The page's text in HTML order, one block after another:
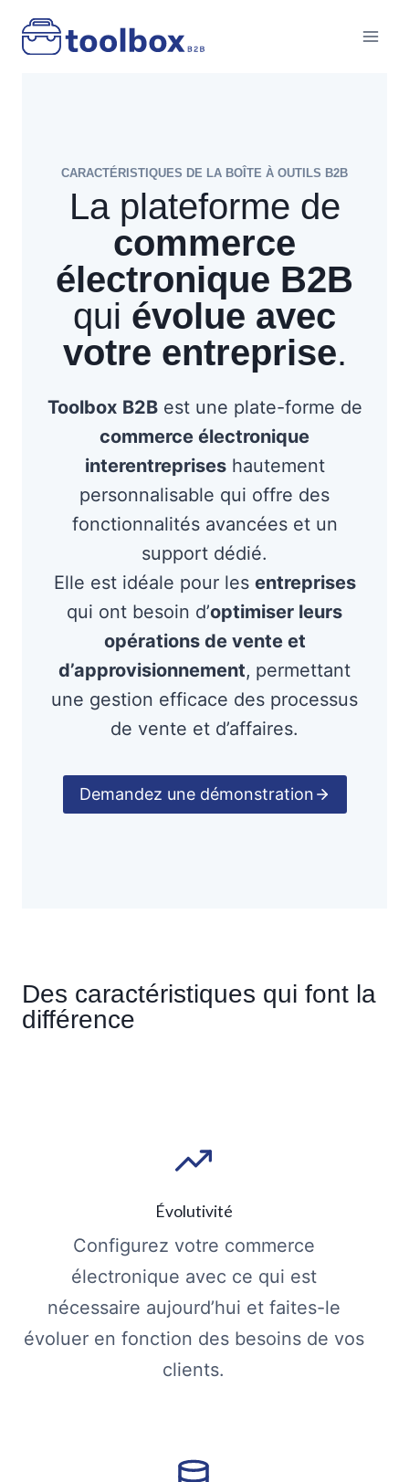
Skip
CARACTÉRISTIQUES DE LA BOÎTE À OUTILS B2B
La plateforme de
commerce
électronique B2B
qui évolue avec
votre entreprise.
Toolbox B2Best une plate-forme de
commerce électronique
interentrepriseshautement
personnalisable qui offre des
fonctionnalités avancées et un
support dédié.
Elle est idéale pour les entreprises
qui ont besoin d’optimiser leurs
opérations de vente et
d’approvisionnement, permettant
une gestion efficace des processus
de vente et d’affaires.
Demandez une démonstration
Des caractéristiques qui font la
différence
Évolutivité
Configurez votre commerce
électronique avec ce qui est
nécessaire aujourd’hui et faites-le
évoluer en fonction des besoins de vos
clients.